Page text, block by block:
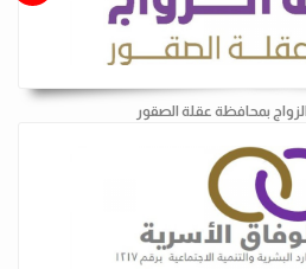
بمحافظة عقلة الصقور